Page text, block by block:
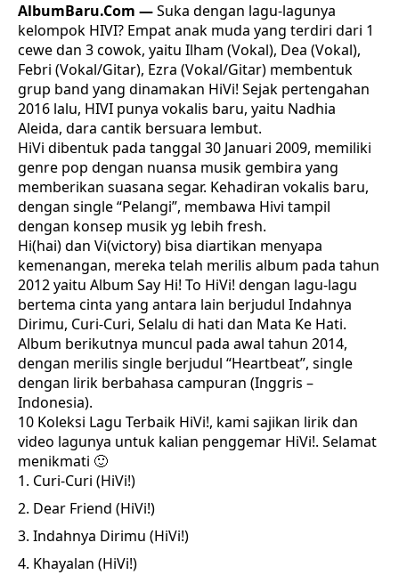
AlbumBaru.Com —Suka dengan lagu-lagunya
kelompok HIVI? Empat anak muda yang terdiri dari 1
cewe dan 3 cowok, yaitu Ilham (Vokal), Dea (Vokal),
Febri (Vokal/Gitar), Ezra (Vokal/Gitar) membentuk
grup band yang dinamakan HiVi! Sejak pertengahan
2016 lalu, HIVI punya vokalis baru, yaitu Nadhia
Aleida, dara cantik bersuara lembut.
HiVi dibentuk pada tanggal 30 Januari 2009, memiliki
genre pop dengan nuansa musik gembira yang
memberikan suasana segar. Kehadiran vokalis baru,
dengan single “Pelangi”, membawa Hivi tampil
dengan konsep musik yg lebih fresh.
Hi(hai) dan Vi(victory) bisa diartikan menyapa
kemenangan, mereka telah merilis album pada tahun
2012 yaitu Album Say Hi! To HiVi! dengan lagu-lagu
bertema cinta yang antara lain berjudul Indahnya
Dirimu, Curi-Curi, Selalu di hati dan Mata Ke Hati.
Album berikutnya muncul pada awal tahun 2014,
dengan merilis single berjudul “Heartbeat”, single
dengan lirik berbahasa campuran (Inggris –
Indonesia).
10 Koleksi Lagu Terbaik HiVi!, kami sajikan lirik dan
video lagunya untuk kalian penggemar HiVi!. Selamat
menikmati 🙂
Curi-Curi (HiVi!)
Dear Friend (HiVi!)
Indahnya Dirimu (HiVi!)
Khayalan (HiVi!)